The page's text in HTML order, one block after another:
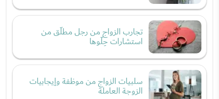
تجارب الزواج من رجل مطلّق من
استشارات حِلّوها
سلبيات الزواج من موظفة وإيجابيات
الزوجة العاملة